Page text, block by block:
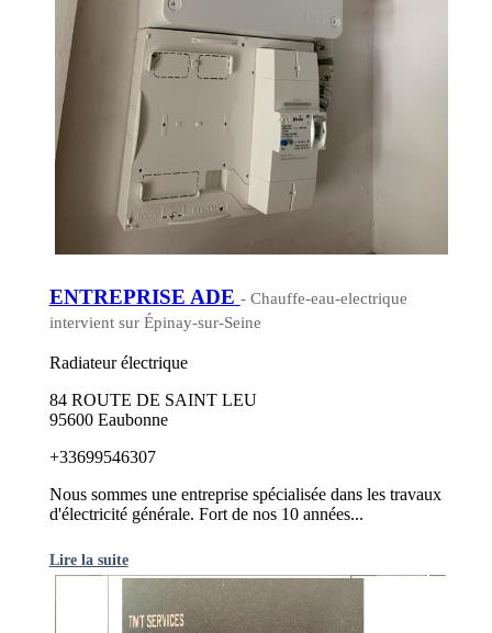
ENTREPRISE ADE - Chauffe-eau-electrique
intervient sur Épinay-sur-Seine
Radiateur électrique
84 ROUTE DE SAINT LEU
95600 Eaubonne
+33699546307
Nous sommes une entreprise spécialisée dans les travaux
d'électricité générale. Fort de nos 10 années...
Lire la suite